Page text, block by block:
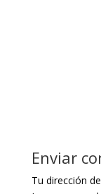
Enviar
Tu dirección